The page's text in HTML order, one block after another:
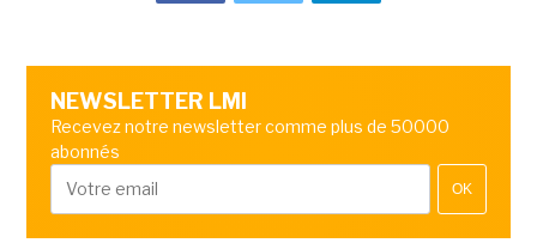
NEWSLETTER LMI
Recevez notre newsletter comme plus de 50000
abonnés
OK